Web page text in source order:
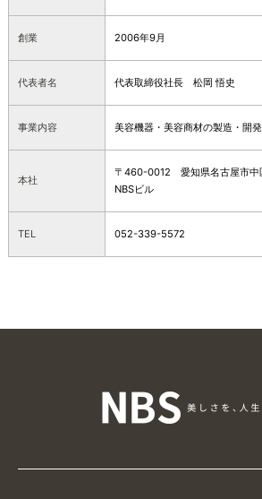
創業 2006年9月
代表者名 代表取締役社長 松岡 悟史
事業内容 美容機器・美容商材の製造・開
本社
〒460-0012 愛知県名古屋市中
NBSビル
TEL 052-339-5572